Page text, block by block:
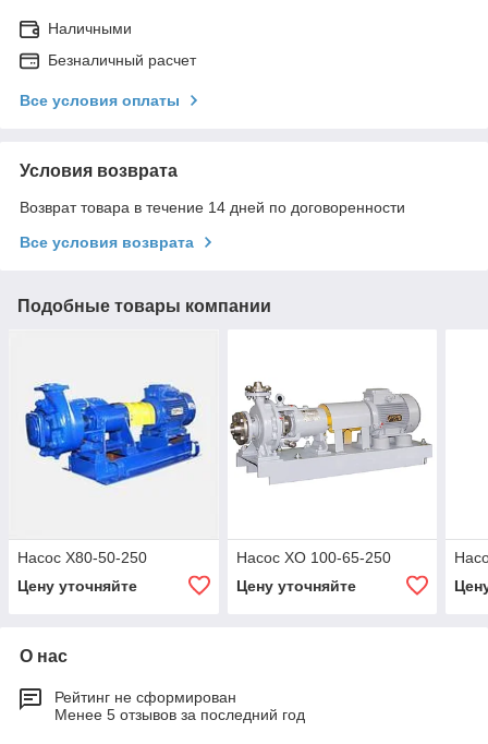
Наличными
Безналичный расчет
Все условия оплаты
Условия возврата
Возврат товара в течение 14 дней по договоренности
Все условия возврата
Подобные товары компании
Насос Х80-50-250
Цену уточняйте
Насос ХО 100-65-250
Цену уточняйте
О нас
Рейтинг не сформирован
Менее 5 отзывов за последний год